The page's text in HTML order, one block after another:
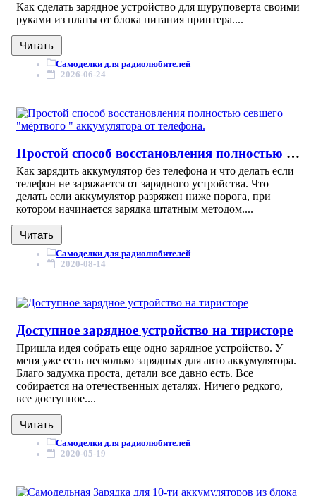
Как сделать зарядное устройство для шуруповерта своими
руками из платы от блока питания принтера....
Читать
Самоделки для радиолюбителей
2026-06-24
Простой способ восстановления полностью севшего "мёртвого " аккумулятора от телефона.
Как зарядить аккумулятор без телефона и что делать если
телефон не заряжается от зарядного устройства. Что
делать если аккумулятор разряжен ниже порога, при
котором начинается зарядка штатным методом....
Читать
Самоделки для радиолюбителей
2020-08-14
Доступное зарядное устройство на тиристоре
Пришла идея собрать еще одно зарядное устройство. У
меня уже есть несколько зарядных для авто аккумулятора.
Благо задумка проста, детали все давно есть. Все
собирается на отечественных деталях. Ничего редкого,
все доступное....
Читать
Самоделки для радиолюбителей
2020-05-19